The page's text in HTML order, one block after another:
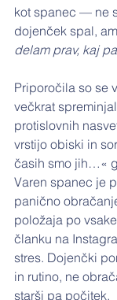
kot spanec — ne
dojenček spal,
delam prav, kaj
Priporočila so se
večkrat
protislovnih
vrstijo obiski in
časih smo jih…«
Varen spanec je
panično
položaja po
članku na
stres. Dojenčki
in rutino, ne
starši pa počitek.